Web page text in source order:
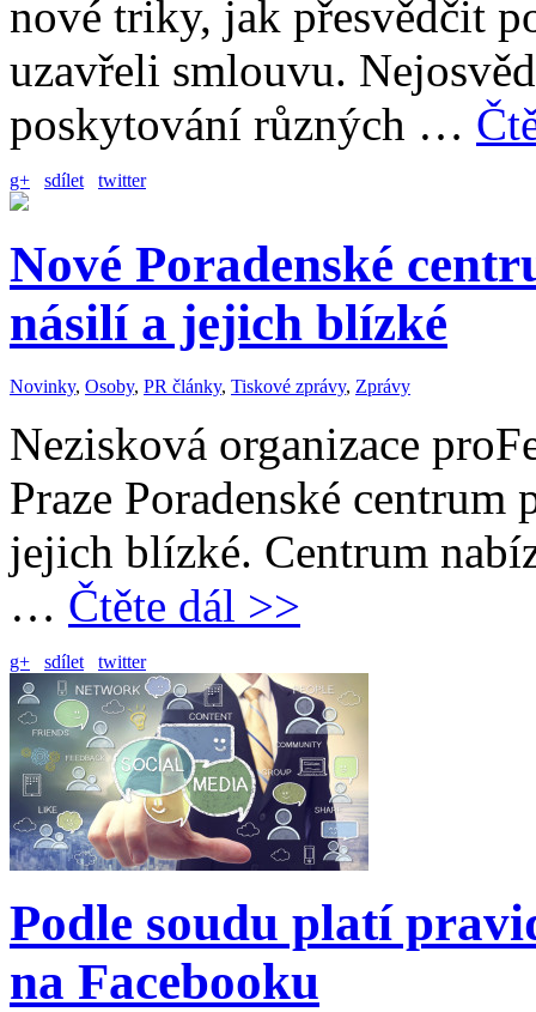
nové triky, jak přesvědčit
uzavřeli smlouvu.
poskytování různých …
g+ sdílet twitter
Nové Poradenské
násilí a jejich blízké
Novinky, Osoby, PR články, Tiskové zprávy, Zprávy
Nezisková organizace
Praze Poradenské
jejich blízké. Centrum
… Čtěte dál >>
g+ sdílet twitter
Podle soudu platí
na Facebooku